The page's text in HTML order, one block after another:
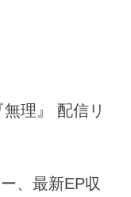
無理』 配信リ
、最新EP収